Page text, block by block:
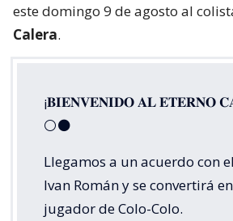
este domingo 9 de agosto al
Calera.
¡𝐁𝐈𝐄𝐍𝐕𝐄𝐍𝐈𝐃𝐎 𝐀𝐋 𝐄𝐓𝐄𝐑𝐍𝐎
⚪⚫
Llegamos a un acuerdo con
Ivan Román y se convertirá
jugador de Colo-Colo.